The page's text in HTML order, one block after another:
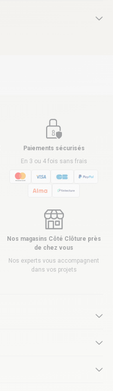
Paiements sécurisés
En 3 ou 4 fois sans frais
Nos magasins Côté Clôture près
de chez vous
Nos experts vous accompagnent
dans vos projets